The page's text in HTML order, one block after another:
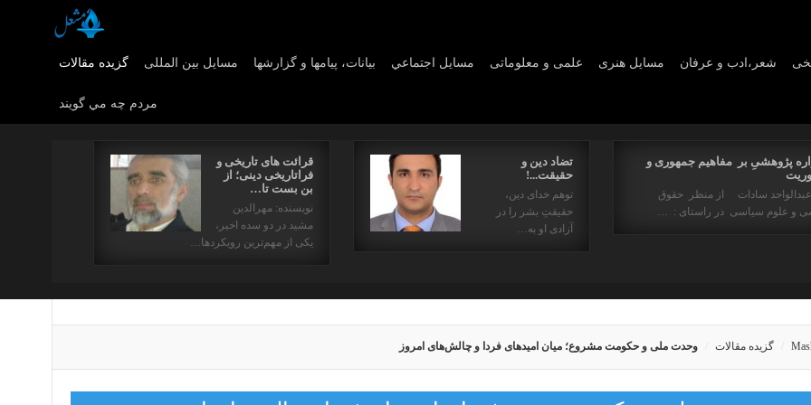
گزیده مقالات مسایل بین المللی بیانات، پیامها و گزارشها مسايل اجتماعي علمی و معلوماتی مسايل هنری شعر،ادب و عرفان
مردم چه مي گويند
قرائت های تاریخی و
فراتاریخی دینی؛ از
بن بست تا…
نویسنده: مهرالدین
مشید در دو سده اخیر،
یکی از مهم‌ترین رویکردها…
تضاد دین و
حقیقت...!
توهم خدای دین،
حقیقتِ بشر را در
آزادی او به…
پژوهشیِ بر مفاهیم جمهوری و
سادات از منظر حقوق
و علوم سیاسی در راستای : …
گزیده مقالات وحدت ملی و حکومت مشروع؛ میان امیدهای فردا و چالش‌های امروز